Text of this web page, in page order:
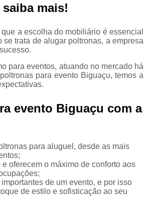
Aluguel de Mobiliário para
Aluguel de Moveis para
Aluguel de
Aluguel de Móveis para Eventos
Aluguel de Mesas Bistrô
Aluguel de Móveis e Decoração para
Aluguel de Móveis para Eventos
Aluguel de Móveis para Festa
Aluguel de
Locação de
mais!
a escolha do mobiliário é essencial
trata de alugar poltronas, a empresa
para eventos, atuando no mercado há
para evento Biguaçu, temos a
evento Biguaçu com a
para aluguel, desde as mais
oferecem o máximo de conforto aos
de um evento, e por isso
de estilo e sofisticação ao seu